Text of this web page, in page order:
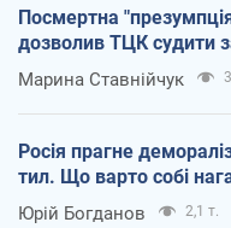
Посмертна
дозволив ТЦК судити
Марина Ставнійчук
Росія прагне
тил. Що варто собі
Юрій Богданов 2,1 т.